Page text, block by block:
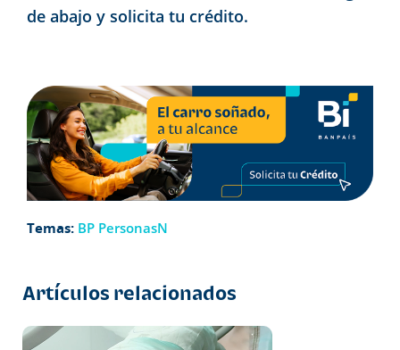
de abajo y solicita tu crédito.
Temas: BP PersonasN
Artículos relacionados